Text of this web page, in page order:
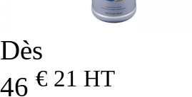
Dès
46 € 21 HT